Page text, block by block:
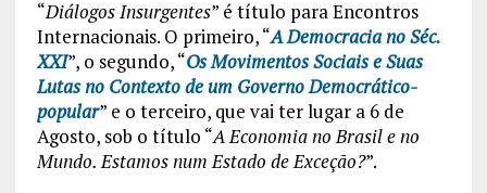
“Diálogos Insurgentes” é título para Encontros
Internacionais. O primeiro, “A Democracia no Séc.
XXI”, o segundo, “Os Movimentos Sociais e Suas
Lutas no Contexto de um Governo Democrático-
popular” e o terceiro, que vai ter lugar a 6 de
Agosto, sob o título “A Economia no Brasil e no
Mundo. Estamos num Estado de Exceção?”.